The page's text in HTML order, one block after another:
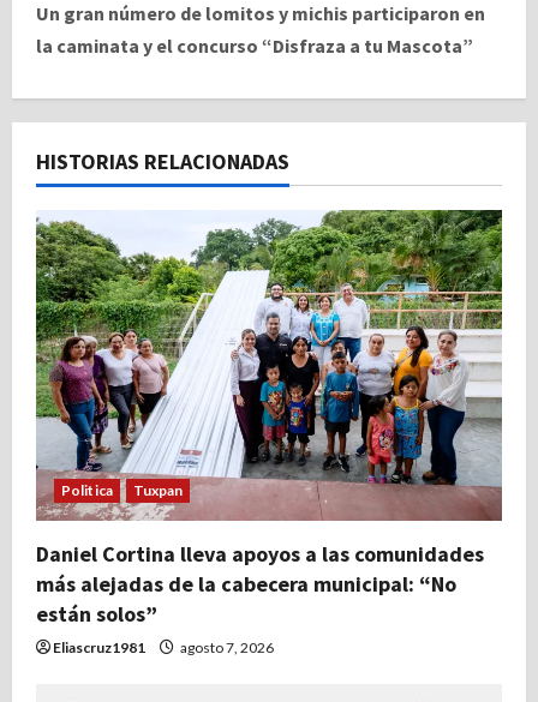
g
c
i
ó
n
d
e
e
n
t
r
a
Un gran número de lomitos y michis participaron en
la caminata y el concurso “Disfraza a tu Mascota”
HISTORIAS RELACIONADAS
Politica Tuxpan
Daniel Cortina lleva apoyos a las comunidades
más alejadas de la cabecera municipal: “No
están solos”
Eliascruz1981 agosto 7, 2026